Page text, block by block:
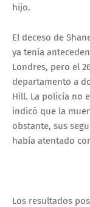
hijo.
El deceso de
ya tenía
Londres, pero el
departamento a
Hill. La policía no
indicó que la
obstante, sus
había atentado
Los resultados